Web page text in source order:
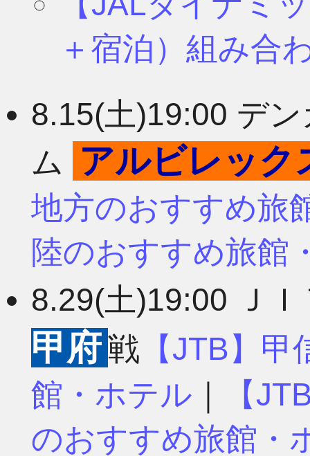
＋宿泊）組み合
8.15(土)19:00 デ
ム
アルビレック
地方のおすすめ旅
陸のおすすめ旅館
8.29(土)19:00 Ｊ
甲府戦 【JTB】
館・ホテル ｜
【
のおすすめ旅館・